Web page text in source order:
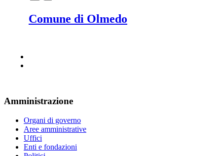
Comune di Olmedo
Amministrazione
Organi di governo
Aree amministrative
Uffici
Enti e fondazioni